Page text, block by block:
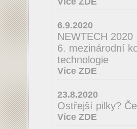
6.9.2020
NEWTECH 2020
6. mezinárodní
technologie
Více ZDE
23.8.2020
Ostřejší pilky?
Více ZDE